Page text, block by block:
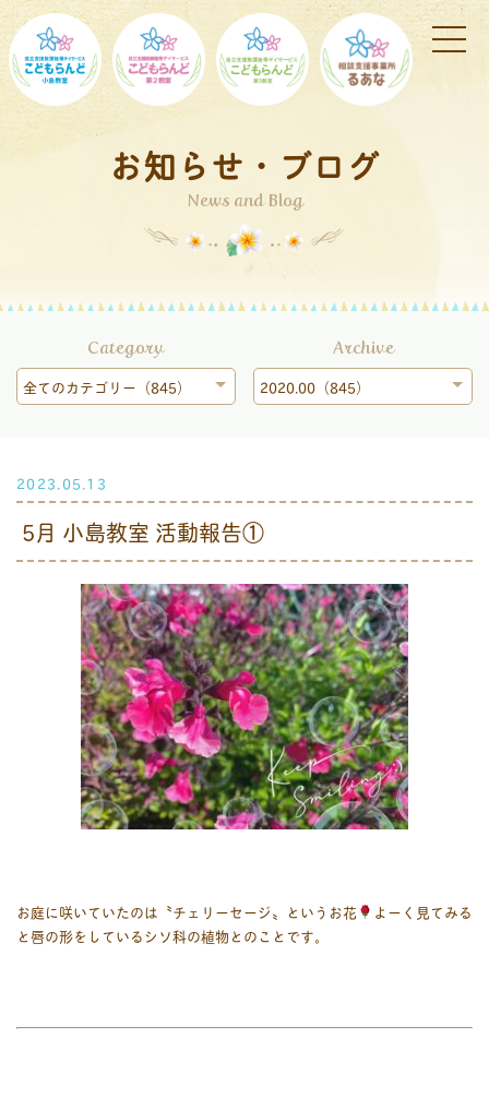
お知らせ・ブログ
News and Blog
Category
全てのカテゴリー（845）
Archive
2020.00（845）
2023.05.13
5月 小島教室 活動報告①
お庭に咲いていたのは〝チェリーセージ〟というお花
よーく見てみる
と唇の形をしているシソ科の植物とのことです。